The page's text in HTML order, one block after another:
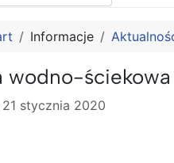
Informacje
wodno-
stycznia 2020